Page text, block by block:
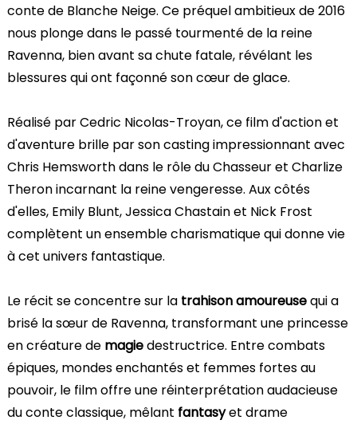
conte de Blanche Neige. Ce préquel ambitieux de 2016
nous plonge dans le passé tourmenté de la reine
Ravenna, bien avant sa chute fatale, révélant les
blessures qui ont façonné son cœur de glace.
Réalisé par Cedric Nicolas-Troyan, ce film d'action et
d'aventure brille par son casting impressionnant avec
Chris Hemsworth dans le rôle du Chasseur et Charlize
Theron incarnant la reine vengeresse. Aux côtés
d'elles, Emily Blunt, Jessica Chastain et Nick Frost
complètent un ensemble charismatique qui donne vie
à cet univers fantastique.
Le récit se concentre sur la trahison amoureusequi a
brisé la sœur de Ravenna, transformant une princesse
en créature de magiedestructrice. Entre combats
épiques, mondes enchantés et femmes fortes au
pouvoir, le film offre une réinterprétation audacieuse
du conte classique, mêlant fantasyet drame